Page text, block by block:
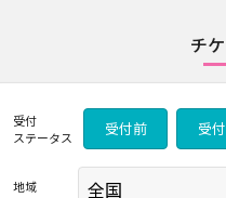
チ
受付
ステータス
受付前 受
地域